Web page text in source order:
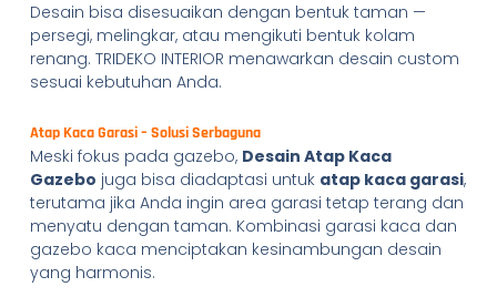
Desain bisa disesuaikan dengan bentuk taman —
persegi, melingkar, atau mengikuti bentuk kolam
renang. TRIDEKO INTERIOR menawarkan desain custom
sesuai kebutuhan Anda.
Atap Kaca Garasi – Solusi Serbaguna
Meski fokus pada gazebo, Desain Atap Kaca
Gazebo juga bisa diadaptasi untuk atap kaca garasi,
terutama jika Anda ingin area garasi tetap terang dan
menyatu dengan taman. Kombinasi garasi kaca dan
gazebo kaca menciptakan kesinambungan desain
yang harmonis.